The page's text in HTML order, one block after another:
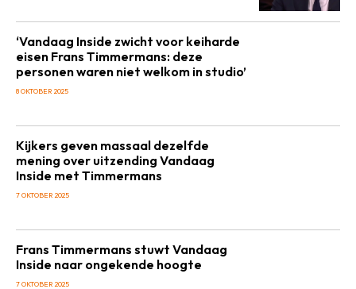
‘Vandaag Inside zwicht voor keiharde
eisen Frans Timmermans: deze
personen waren niet welkom in studio’
8 OKTOBER 2025
Kijkers geven massaal dezelfde
mening over uitzending Vandaag
Inside met Timmermans
7 OKTOBER 2025
Frans Timmermans stuwt Vandaag
Inside naar ongekende hoogte
7 OKTOBER 2025